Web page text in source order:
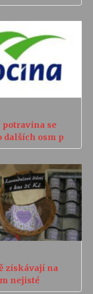
se
dalších osm p
získávají na
nejisté